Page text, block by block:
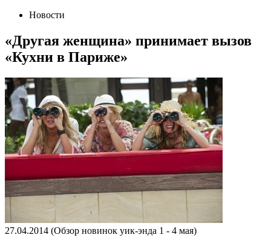
Новости
«Другая женщина» принимает вызов
«Кухни в Париже»
27.04.2014 (Обзор новинок уик-энда 1 - 4 мая)